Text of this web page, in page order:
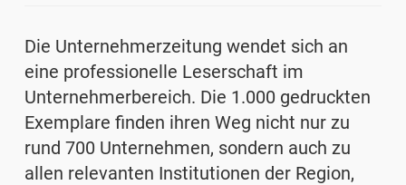
Die Unternehmerzeitung wendet sich an
eine professionelle Leserschaft im
Unternehmerbereich. Die 1.000 gedruckten
Exemplare finden ihren Weg nicht nur zu
rund 700 Unternehmen, sondern auch zu
allen relevanten Institutionen der Region,